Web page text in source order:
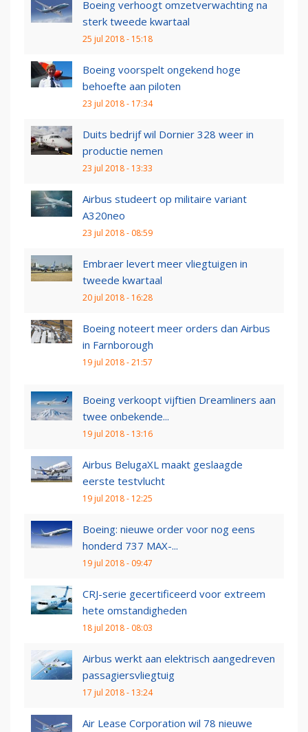
Boeing verhoogt omzetverwachting na
sterk tweede kwartaal
25 jul 2018 - 15:18
Boeing voorspelt ongekend hoge
behoefte aan piloten
23 jul 2018 - 17:34
Duits bedrijf wil Dornier 328 weer in
productie nemen
23 jul 2018 - 13:33
Airbus studeert op militaire variant
A320neo
23 jul 2018 - 08:59
Embraer levert meer vliegtuigen in
tweede kwartaal
20 jul 2018 - 16:28
Boeing noteert meer orders dan Airbus
in Farnborough
19 jul 2018 - 21:57
Boeing verkoopt vijftien Dreamliners aan
twee onbekende...
19 jul 2018 - 13:16
Airbus BelugaXL maakt geslaagde
eerste testvlucht
19 jul 2018 - 12:25
Boeing: nieuwe order voor nog eens
honderd 737 MAX-...
19 jul 2018 - 09:47
CRJ-serie gecertificeerd voor extreem
hete omstandigheden
18 jul 2018 - 08:03
Airbus werkt aan elektrisch aangedreven
passagiersvliegtuig
17 jul 2018 - 13:24
Air Lease Corporation wil 78 nieuwe